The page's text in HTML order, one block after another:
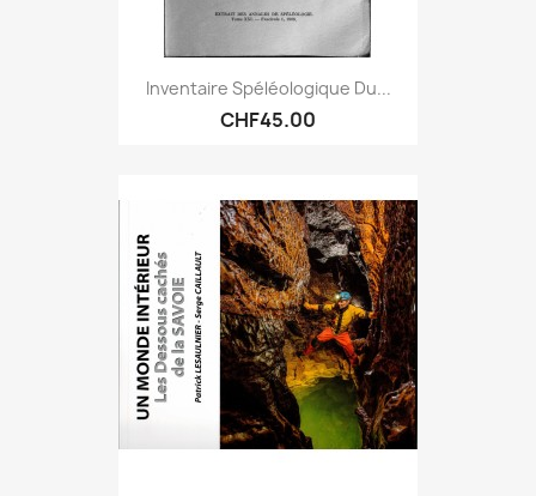
Inventaire Spéléologique Du...
CHF45.00